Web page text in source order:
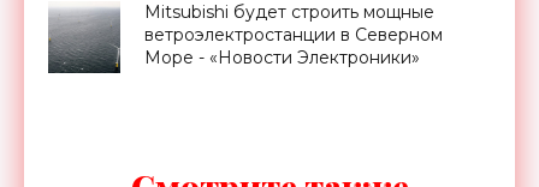
Mitsubishi будет строить мощные
ветроэлектростанции в Северном
Море - «Новости Электроники»